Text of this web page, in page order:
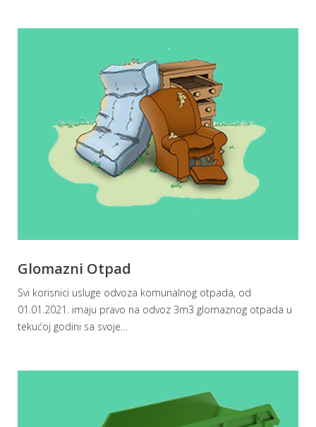
Glomazni Otpad
Svi korisnici usluge odvoza komunalnog otpada, od
01.01.2021. imaju pravo na odvoz 3m3 glomaznog otpada u
tekućoj godini sa svoje…